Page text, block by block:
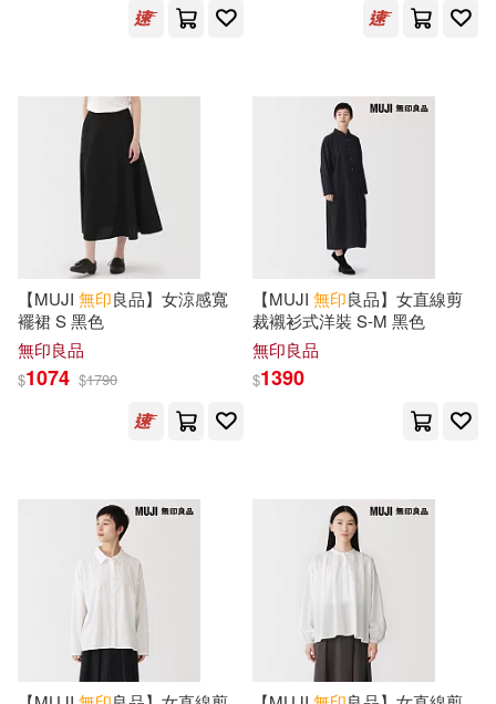
【MUJI 無印良品】女涼感寬
襬裙 S 黑色
無印良品
$1074 $1790
【MUJI 無印良品】女直線剪
裁襯衫式洋裝 S-M 黑色
無印良品
$1390